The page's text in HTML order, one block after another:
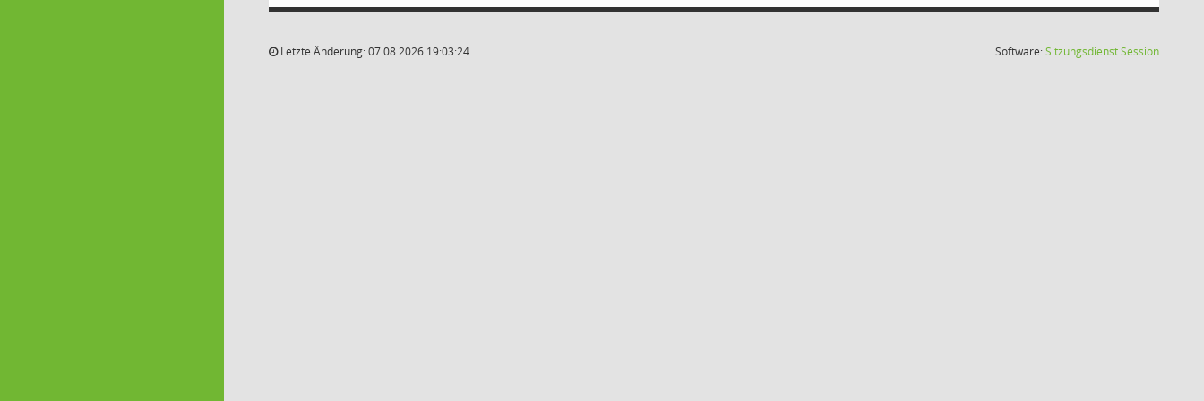
Letzte Änderung: 07.08.2026 19:03:24 Software:SitzungsdienstSession(Wird in